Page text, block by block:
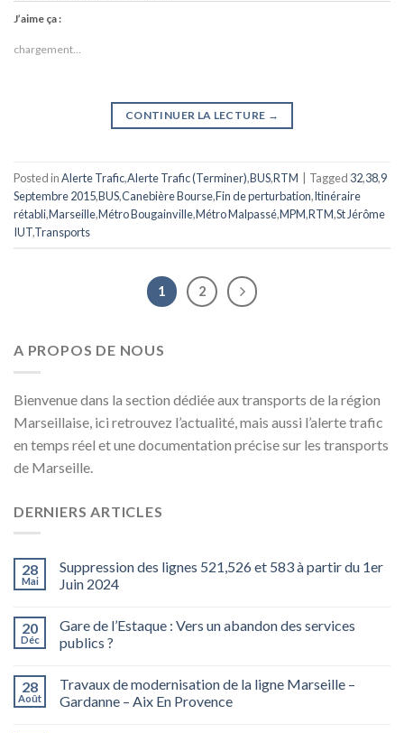
J’aime ça :
chargement…
CONTINUER LA LECTURE →
Posted inAlerte Trafic,Alerte Trafic (Terminer),BUS,RTM Tagged 32,38,9
Septembre 2015,BUS,Canebière Bourse,Fin de perturbation,Itinéraire
rétabli,Marseille,Métro Bougainville,Métro Malpassé,MPM,RTM,St Jérôme
IUT,Transports
1 2
A PROPOS DE NOUS
Bienvenue dans la section dédiée aux transports de la région
Marseillaise, ici retrouvez l’actualité, mais aussi l’alerte trafic
en temps réel et une documentation précise sur les transports
de Marseille.
DERNIERS ARTICLES
28
Mai
Suppression des lignes 521,526 et 583 à partir du 1er
Juin 2024
20
Déc
Gare de l’Estaque : Vers un abandon des services
publics ?
28
Août
Travaux de modernisation de la ligne Marseille –
Gardanne – Aix En Provence